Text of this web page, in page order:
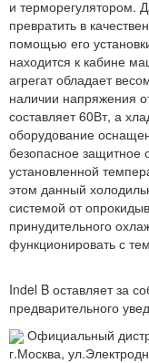
и терморегулятором.
превратить в
помощью его
находится к кабине
агрегат обладает
наличии напряжения
составляет 60Вт, а
оборудование
безопасное защитное
установленной
этом данный
системой от
принудительного
функционировать с
Indel B оставляет за
предварительного
Официальный
г.Москва,